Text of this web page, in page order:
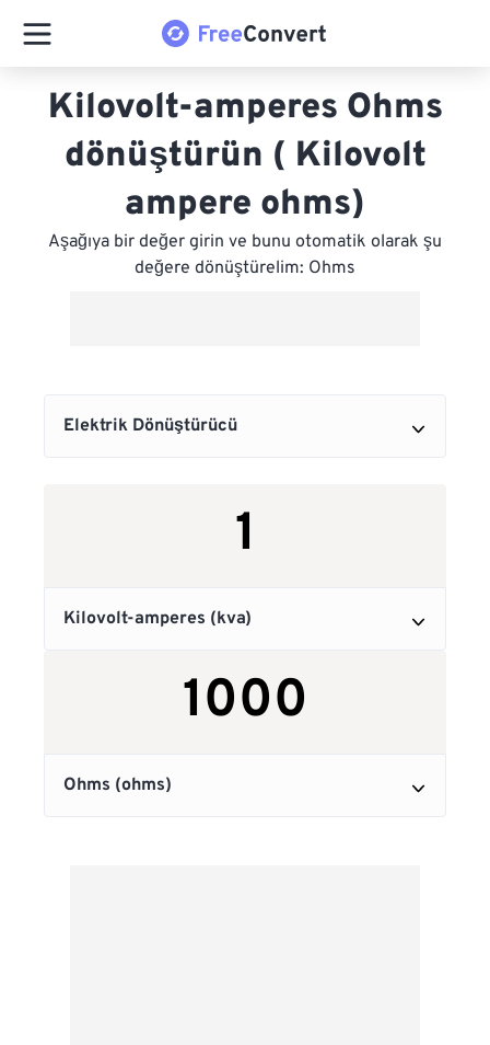
Kilovolt-amperes Ohms
dönüştürün ( Kilovolt
ampere ohms)
Aşağıya bir değer girin ve bunu otomatik olarak şu
değere dönüştürelim: Ohms